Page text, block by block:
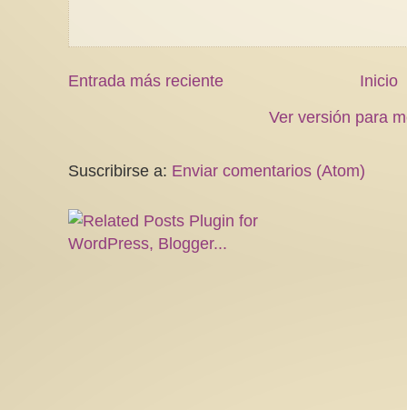
Entrada más reciente
Inicio
Ver versión para
Suscribirse a: Enviar comentarios (Atom)